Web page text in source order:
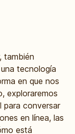
también
tecnología
en que nos
exploraremos
para conversar
en línea, las
está